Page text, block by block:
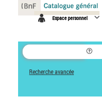
Espace personnel
Recherche avancée
Panneau de gestion des cookies